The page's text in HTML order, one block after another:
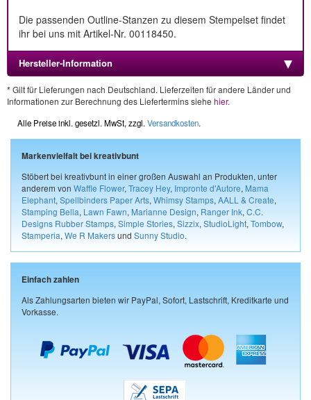
Die passenden Outline-Stanzen zu diesem Stempelset findet
ihr bei uns mit Artikel-Nr. 00118450.
Hersteller-Information
* Gilt für Lieferungen nach Deutschland. Lieferzeiten für andere Länder und
Informationen zur Berechnung des Liefertermins siehe hier.
Alle Preise inkl. gesetzl. MwSt, zzgl. Versandkosten.
Markenvielfalt bei kreativbunt
Stöbert bei kreativbunt in einer großen Auswahl an Produkten, unter
anderem von Waffle Flower, Tracey Hey, Impronte d'Autore, Mama
Elephant, Spellbinders Paper Arts, Whimsy Stamps, AALL & Create,
Stamping Bella, Lawn Fawn, Marianne Design, Ranger Ink, C.C.
Designs Rubber Stamps, Simple Stories, Sizzix, StudioLight, Tombow,
Stamperia, We R Makersund Sunny Studio.
Einfach zahlen
Als Zahlungsarten bieten wir PayPal, Sofort, Lastschrift, Kreditkarte und
Vorkasse.